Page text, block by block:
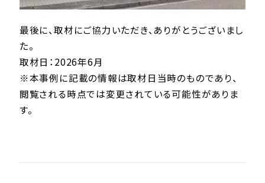
最後に、取材にご協力いただき、ありがとうございまし
た。
取材日：2026年6月
※本事例に記載の情報は取材日当時のものであり、
閲覧される時点では変更されている可能性がありま
す。